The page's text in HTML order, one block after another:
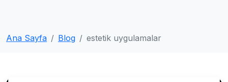
Ana Sayfa Blog estetik uygulamalar